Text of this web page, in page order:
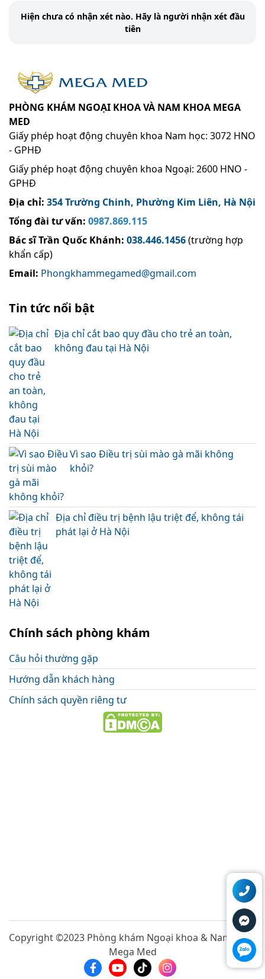
Hiện chưa có nhận xét nào. Hãy là người nhận xét đầu
tiên
PHÒNG KHÁM NGOẠI KHOA VÀ NAM KHOA MEGA
MED
Giấy phép hoạt động chuyên khoa Nam học: 3072 HNO
- GPHĐ
Giấy phép hoạt động chuyên khoa Ngoại: 2600 HNO -
GPHĐ
Địa chỉ: 354 Trường Chinh, Phường Kim Liên, Hà Nội
Tổng đài tư vấn: 0987.869.115
Bác sĩ Trần Quốc Khánh: 038.446.1456(trường hợp
khẩn cấp)
Email: Phongkhammegamed@gmail.com
Tin tức nổi bật
Địa chỉ cắt bao quy đầu cho trẻ an toàn,
không đau tại Hà Nội
Vì sao Điều trị sùi mào gà mãi không
khỏi?
Địa chỉ điều trị bệnh lậu triệt để, không tái
phát lại ở Hà Nội
Chính sách phòng khám
Câu hỏi thường gặp
Hướng dẫn khách hàng
Chính sách quyền riêng tư
Copyright ©2023 Phòng khám Ngoại khoa & Nam khoa
Mega Med